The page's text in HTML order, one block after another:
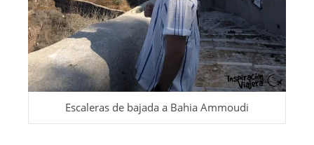
Escaleras de bajada a Bahia Ammoudi